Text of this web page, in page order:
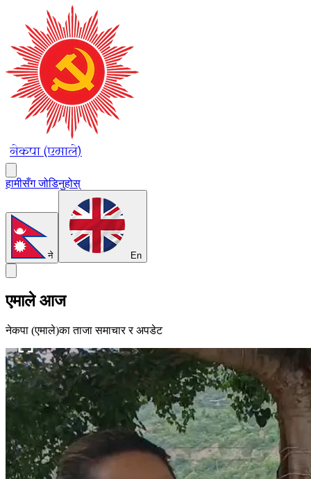
नेकपा (एमाले)
हामीसँग जोडिनुहोस्
ने En
एमाले आज
नेकपा (एमाले)का ताजा समाचार र अपडेट